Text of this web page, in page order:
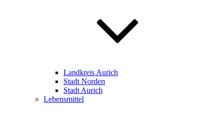
Landkreis Aurich
Stadt Norden
Stadt Aurich
Lebensmittel